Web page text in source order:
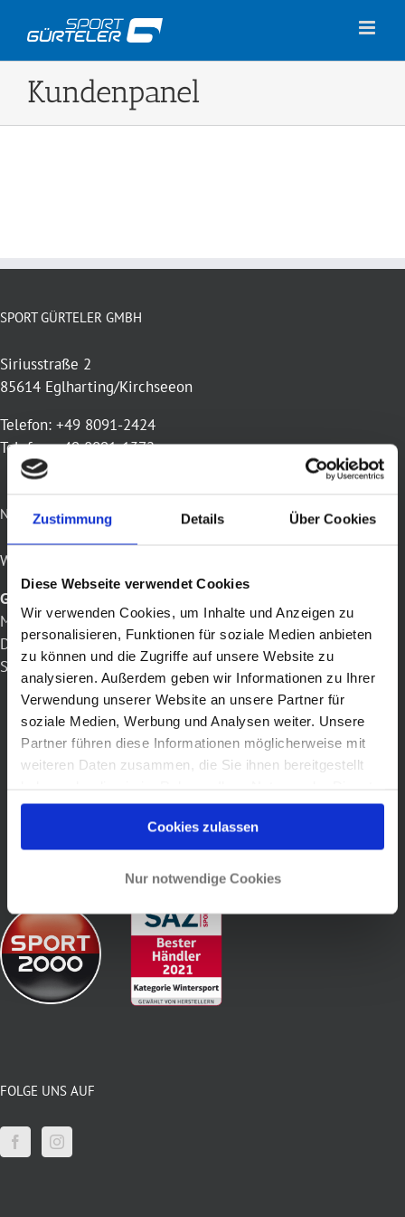
Zustimmung Details Über Cookies
Diese Webseite verwendet Cookies
Wir verwenden Cookies, um Inhalte und Anzeigen zu
personalisieren, Funktionen für soziale Medien anbieten
zu können und die Zugriffe auf unsere Website zu
analysieren. Außerdem geben wir Informationen zu Ihrer
Verwendung unserer Website an unsere Partner für
soziale Medien, Werbung und Analysen weiter. Unsere
Partner führen diese Informationen möglicherweise mit
weiteren Daten zusammen, die Sie ihnen bereitgestellt
gesammelt haben.
Cookies zulassen
Nur notwendige Cookies
Inhalt
Kundenpanel
SPORT GÜRTELER GMBH
Siriusstraße 2
85614 Eglharting/Kirchseeon
Telefon: +49 8091-2424
Telefax: +49 8091-1372
NEUE ÖFFUNUNGSZEITEN
Wir sind für Sie da:
Geschäft:
Mo geschlossen
Dienstag bis Fr9.30 – 19.00 Uhr
Samstag 9.00 – 16.00 Uhr
FOLGE UNS AUF